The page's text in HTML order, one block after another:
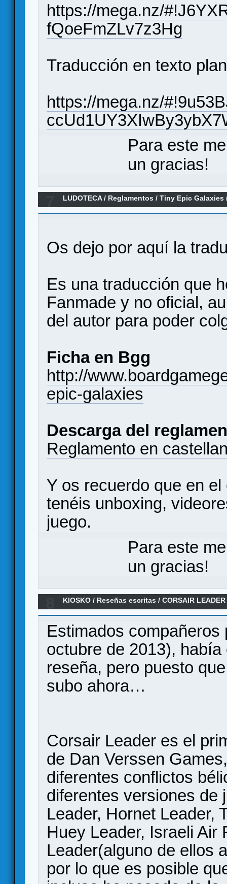
https://mega.nz/
fQoeFmZLv7z3Hg
Traducción en texto
https://mega.nz/
Para este
un gracias!
LUDOTECA/ Reglamentos /Tiny Epic Galaxies
Os dejo por aquí la
Es una traducción que
Fanmade y no oficial,
del autor para poder
Ficha en Bgg
http://
epic-galaxies
Descarga del
Reglamento en
Y os recuerdo que en
tenéis unboxing,
juego.
Para este
un gracias!
KIOSKO / Reseñas escritas /CORSAIR
Estimados
octubre de 2013),
reseña, pero puesto
subo ahora…
Corsair Leader es el
de Dan Verssen
diferentes conflictos
diferentes versiones de
Leader, Hornet Leader,
Huey Leader, Israeli Air
Leader(alguno de ellos
por lo que es posible